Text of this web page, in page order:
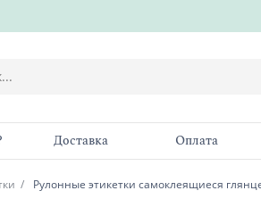
Доставка Оплата
Рулонные этикетки самоклеящиеся